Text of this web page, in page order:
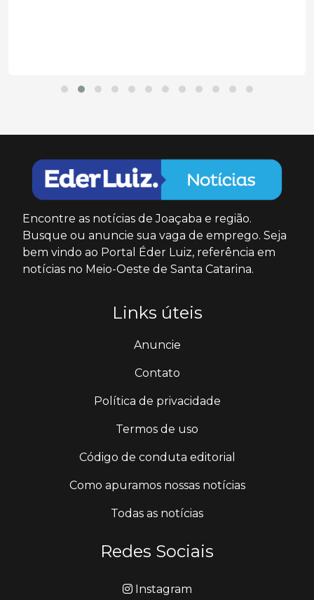
Encontre as notícias de Joaçaba e região.
Busque ou anuncie sua vaga de emprego. Seja
bem vindo ao Portal Éder Luiz, referência em
notícias no Meio-Oeste de Santa Catarina.
Links úteis
Anuncie
Contato
Política de privacidade
Termos de uso
Código de conduta editorial
Como apuramos nossas notícias
Todas as notícias
Redes Sociais
Instagram